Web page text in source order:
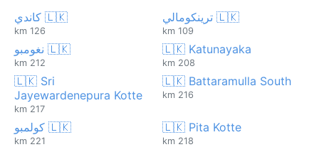
🇱🇰 ترينكومالي
109 km
🇱🇰 كاندي
126 km
🇱🇰 Katunayaka
208 km
🇱🇰 نغومبو
212 km
🇱🇰 Battaramulla South
216 km
🇱🇰 Sri
Jayewardenepura Kotte
217 km
🇱🇰 Pita Kotte
218 km
🇱🇰 كولمبو
221 km